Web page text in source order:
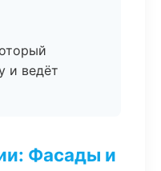
и ведёт
Фасады и